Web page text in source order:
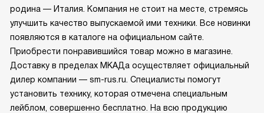
родина — Италия. Компания не стоит на месте, стремясь
улучшить качество выпускаемой ими техники. Все новинки
появляются в каталоге на официальном сайте.
Приобрести понравившийся товар можно в магазине.
Доставку в пределах МКАДа осуществляет официальный
дилер компании — sm-rus.ru. Специалисты помогут
установить технику, которая отмечена специальным
лейблом, совершенно бесплатно. На всю продукцию